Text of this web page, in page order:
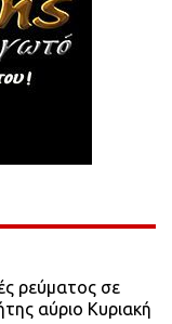
ρεύματος σε
αύριο Κυριακή